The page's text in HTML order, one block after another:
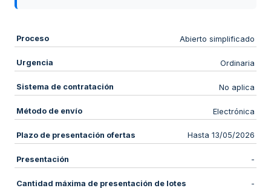
Proceso Abierto simplificado
Urgencia Ordinaria
Sistema de contratación No aplica
Método de envío Electrónica
Plazo de presentación ofertas Hasta 13/05/2026
Presentación -
Cantidad máxima de presentación de lotes -